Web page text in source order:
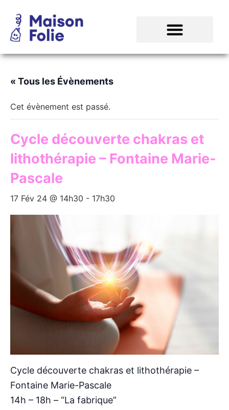
« Tous les Évènements
Cet évènement est passé.
Cycle découverte chakras et
lithothérapie – Fontaine Marie-
Pascale
17 Fév 24 @ 14h30 - 17h30
Cycle découverte chakras et lithothérapie –
Fontaine Marie-Pascale
14h – 18h – “La fabrique”